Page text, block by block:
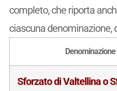
completo, che riporta
ciascuna denominazione,
Denominazione
Sforzato di Valtellina o